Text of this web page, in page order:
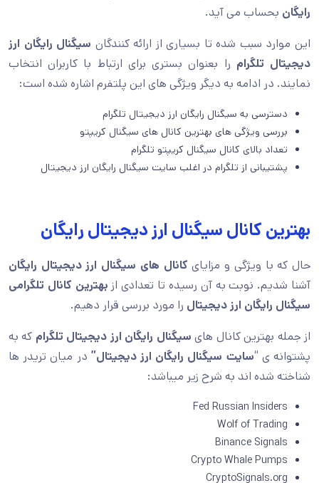
رایگان بحساب می آید.
این موارد سبب شده تا بسیاری از ارائه کنندگان سیگنال رایگان ارز
دیجیتال تلگرام را بعنوان بستری برای ارتباط با کاربران انتخاب
نمایند. در ادامه به دیگر ویژگی های این پلتفرم اشاره شده است:
دسترسی به سیگنال رایگان ارز دیجیتال تلگرام
بررسی ویژگی های بهترین کانال های سیگنال کریپتو
تعداد بالای کانال سیگنال کریپتو تلگرام
پشتیبانی از تلگرام در اغلب سایت سیگنال رایگان ارز دیجیتال
بهترین کانال سیگنال ارز دیجیتال رایگان
حال که با ویژگی و مزایایکانال های سیگنال ارز دیجیتال رایگان
آشنا شدیم. نوبت به آن رسیده تا تعدادی از بهترین کانال تلگرامی
سیگنال رایگان ارز دیجیتال را مورد بررسی قرار دهیم.
از جمله بهترین کانال های سیگنال رایگان ارز دیجیتال تلگرام که به
پشتوانه ی “سایت سیگنال رایگان ارز دیجیتال” در میان تریدر ها
شناخته شده اند به شرح زیر میباشد:
Fed Russian Insiders
Wolf of Trading
Binance Signals
Crypto Whale Pumps
CryptoSignals.org